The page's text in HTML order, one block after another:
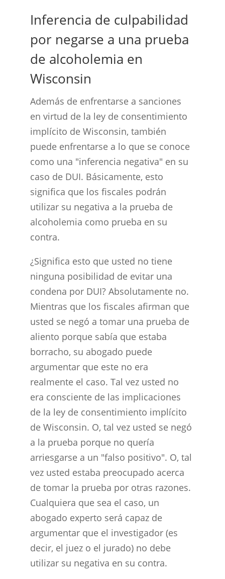
Inferencia de culpabilidad
por negarse a una prueba
de alcoholemia en
Wisconsin
Además de enfrentarse a sanciones
en virtud de la ley de consentimiento
implícito de Wisconsin, también
puede enfrentarse a lo que se conoce
como una "inferencia negativa" en su
caso de DUI. Básicamente, esto
significa que los fiscales podrán
utilizar su negativa a la prueba de
alcoholemia como prueba en su
contra.
¿Significa esto que usted no tiene
ninguna posibilidad de evitar una
condena por DUI? Absolutamente no.
Mientras que los fiscales afirman que
usted se negó a tomar una prueba de
aliento porque sabía que estaba
borracho, su abogado puede
argumentar que este no era
realmente el caso. Tal vez usted no
era consciente de las implicaciones
de la ley de consentimiento implícito
de Wisconsin. O, tal vez usted se negó
a la prueba porque no quería
arriesgarse a un "falso positivo". O, tal
vez usted estaba preocupado acerca
de tomar la prueba por otras razones.
Cualquiera que sea el caso, un
abogado experto será capaz de
argumentar que el investigador (es
decir, el juez o el jurado) no debe
utilizar su negativa en su contra.